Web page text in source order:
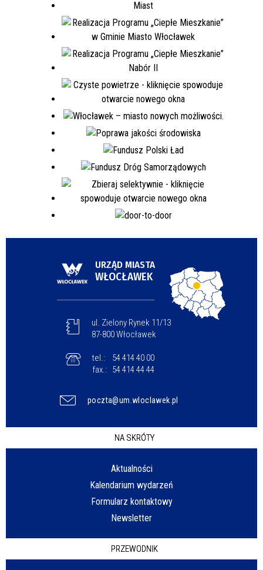
URZĄD MIASTA
WŁOCŁAWEK
ul. Zielony Rynek 11/13
87-800 Włocławek
tel.:
54 414 40 00
fax.:
54 414 44 44
poczta@um.wloclawek.pl
NA SKRÓTY
Aktualności
Kalendarium wydarzeń
Formularz kontaktowy
Newsletter
PRZEWODNIK